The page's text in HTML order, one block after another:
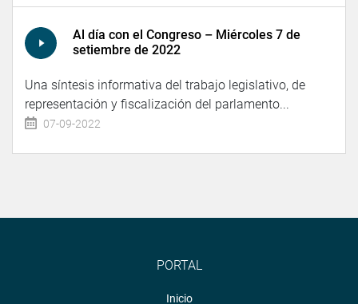
Al día con el Congreso – Miércoles 7 de
setiembre de 2022
Una síntesis informativa del trabajo legislativo, de
representación y fiscalización del parlamento...
07-09-2022
PORTAL
Inicio